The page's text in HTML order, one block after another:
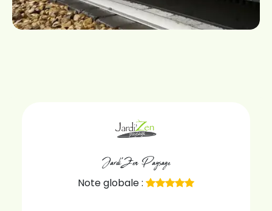
Jardi'Zen Paysage
Note globale :